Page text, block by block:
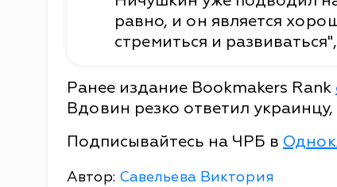
равно, и он является
стремиться и
Ранее издание Bookmakers Rank
Вдовин резко ответил
Подписывайтесь на ЧРБ в
Автор: Савельева Виктория